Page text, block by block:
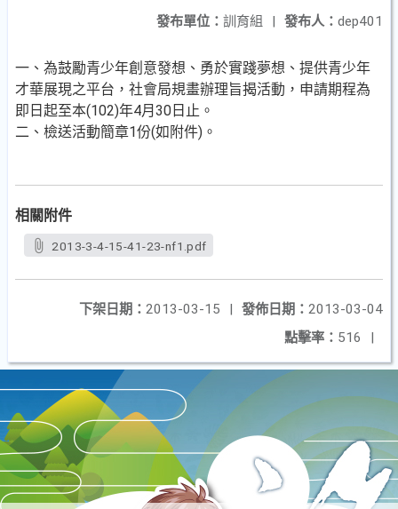
發布人： dep401
發布單位： 訓育組 |
一、為鼓勵青少年創意發想、勇於實踐夢想、提供青少年
才華展現之平台，社會局規畫辦理旨揭活動，申請期程為
即日起至本(102)年4月30日止。
二、檢送活動簡章1份(如附件)。
相關附件
2013-3-4-15-41-23-nf1.pdf
發佈日期： 2013-03-04
下架日期： 2013-03-15
|
點擊率： 516 |